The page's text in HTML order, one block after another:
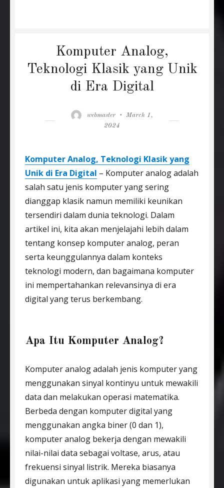
Komputer Analog,
Teknologi Klasik yang Unik
di Era Digital
Author
webmaster
Posted
March 1,
2024
Komputer Analog, Teknologi Klasik yang
Unik di Era Digital – Komputer analog adalah
salah satu jenis komputer yang sering
dianggap klasik namun memiliki keunikan
tersendiri dalam dunia teknologi. Dalam
artikel ini, kita akan menjelajahi lebih dalam
tentang konsep komputer analog, peran
serta keunggulannya dalam konteks
teknologi modern, dan bagaimana komputer
ini mempertahankan relevansinya di era
digital yang terus berkembang.
Apa Itu Komputer Analog?
Komputer analog adalah jenis komputer yang
menggunakan sinyal kontinyu untuk mewakili
data dan melakukan operasi matematika.
Berbeda dengan komputer digital yang
menggunakan angka biner (0 dan 1),
komputer analog bekerja dengan mewakili
nilai-nilai data sebagai voltase, arus, atau
frekuensi sinyal listrik. Mereka biasanya
digunakan untuk aplikasi yang memerlukan